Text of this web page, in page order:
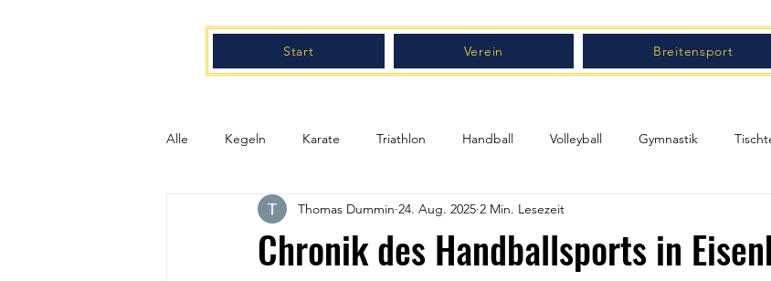
Start Verein Breitensport
Alle Kegeln Karate Triathlon Handball Volleyball Gymnastik
Basketball Alle
Chronik des Handballsports in
Thomas Dummin 24. Aug. 2025 2 Min. Lesezeit